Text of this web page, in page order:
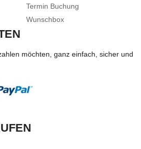
Termin Buchung
Wunschbox
möchten, ganz einfach, sicher und